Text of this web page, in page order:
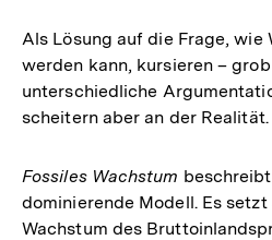
Als Lösung auf die Frage, wie
werden kann, kursieren –
unterschiedliche
scheitern aber an der Realität.
Fossiles Wachstum
dominierende Modell. Es
Wachstum des